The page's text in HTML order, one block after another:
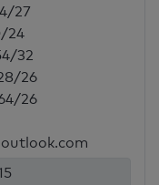
27
24
32
26
26